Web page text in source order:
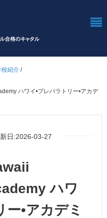
校紹介 /
ハワイ•プレパラトリー•アカデ
日:2026-03-27
ハワ
ー•アカデミ